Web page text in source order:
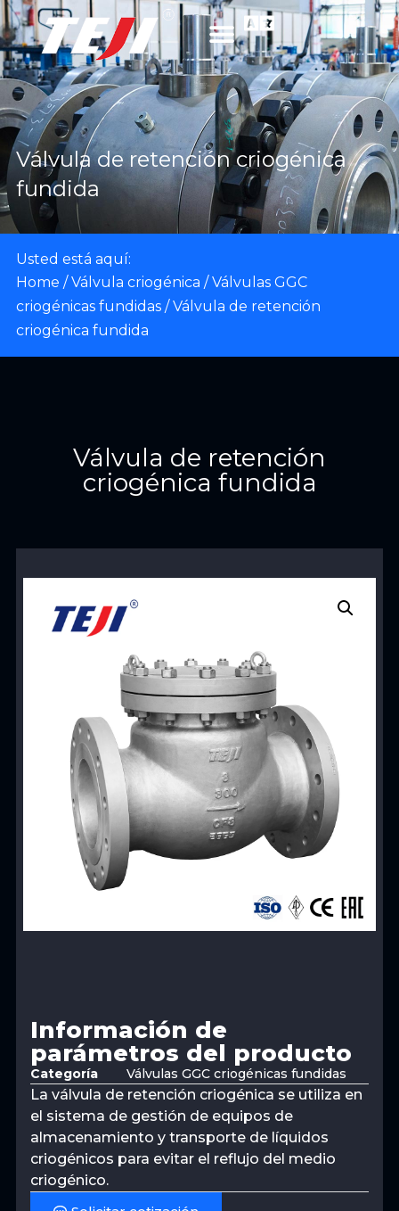
Válvula de retención criogénica
fundida
Usted está aquí:
Home /Válvula criogénica /Válvulas GGC
criogénicas fundidas/ Válvula de retención
criogénica fundida
Válvula de retención
criogénica fundida
Información de
parámetros del producto
Categoría Válvulas GGC criogénicas fundidas
La válvula de retención criogénica se utiliza en
el sistema de gestión de equipos de
almacenamiento y transporte de líquidos
criogénicos para evitar el reflujo del medio
criogénico.